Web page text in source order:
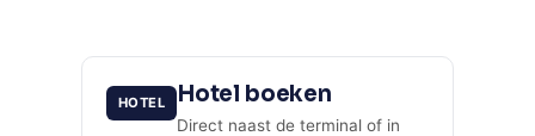
HOTEL Hotel boeken
Direct naast de terminal of in